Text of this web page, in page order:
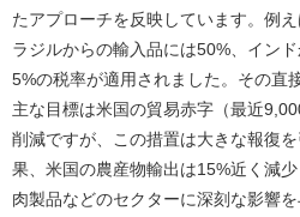
たアプローチを反映しています。例
ラジルからの輸入品には50%、イン
5%の税率が適用されました。その直
主な目標は米国の貿易赤字（最近
削減ですが、この措置は大きな報復
果、米国の農産物輸出は15%近く減
肉製品などのセクターに深刻な影響